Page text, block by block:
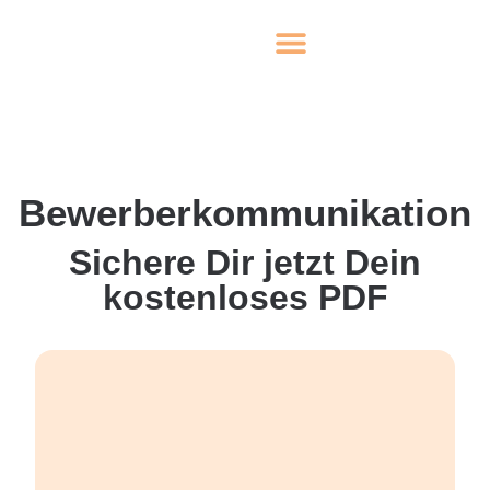
Bewerberkommunikation
Sichere Dir jetzt Dein
kostenloses PDF